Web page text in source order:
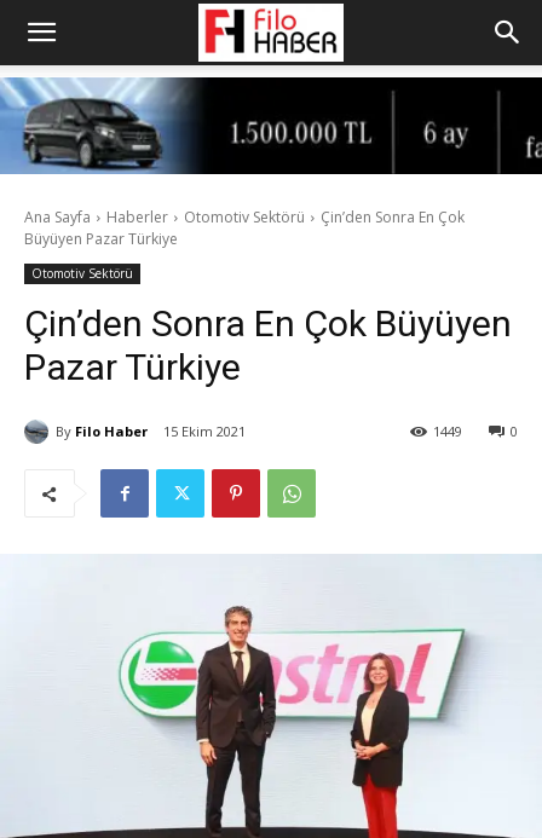
Ana Sayfa Haberler Otomotiv Sektörü
Çin’den Sonra En Çok
Büyüyen Pazar Türkiye
Otomotiv Sektörü
Çin’den Sonra En Çok Büyüyen
Pazar Türkiye
By Filo Haber 15 Ekim 2021 0
1449